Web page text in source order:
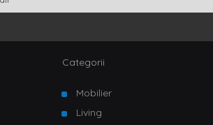
Categorii
Mobilier
Living